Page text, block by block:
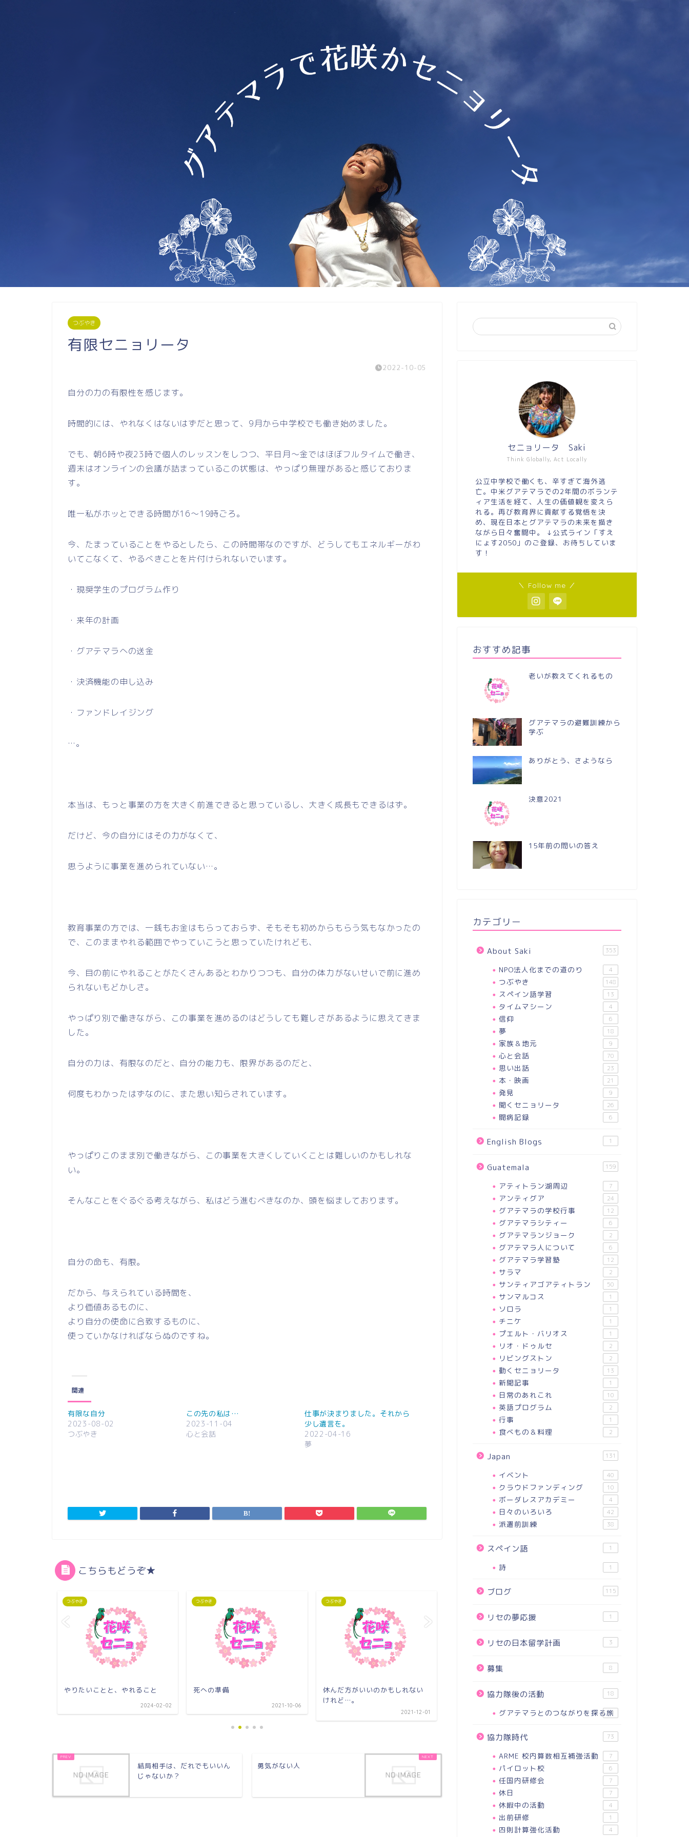
つぶやき
有限セニョリータ
2022-10-05
自分の力の有限性を感じます。
時間的には、やれなくはないはずだと思って、9月から中学校でも働き始めました。
でも、朝6時や夜23時で個人のレッスンをしつつ、平日月～金ではほぼフルタイムで働き、
週末はオンラインの会議が詰まっているこの状態は、やっぱり無理があると感じておりま
す。
唯一私がホッとできる時間が16～19時ごろ。
今、たまっていることをやるとしたら、この時間帯なのですが、どうしてもエネルギーがわ
いてこなくて、やるべきことを片付けられないでいます。
・現奨学生のプログラム作り
・来年の計画
・グアテマラへの送金
・決済機能の申し込み
・ファンドレイジング
…。
本当は、もっと事業の方を大きく前進できると思っているし、大きく成長もできるはず。
だけど、今の自分にはその力がなくて、
思うように事業を進められていない…。
教育事業の方では、一銭もお金はもらっておらず、そもそも初めからもらう気もなかったの
で、このままやれる範囲でやっていこうと思っていたけれども、
今、目の前にやれることがたくさんあるとわかりつつも、自分の体力がないせいで前に進め
られないもどかしさ。
やっぱり別で働きながら、この事業を進めるのはどうしても難しさがあるように思えてきま
した。
自分の力は、有限なのだと、自分の能力も、限界があるのだと、
何度もわかったはずなのに、また思い知らされています。
やっぱりこのまま別で働きながら、この事業を大きくしていくことは難しいのかもしれな
い。
そんなことをぐるぐる考えながら、私はどう進むべきなのか、頭を悩ましております。
自分の命も、有限。
だから、与えられている時間を、
より価値あるものに、
より自分の使命に合致するものに、
使っていかなければならぬのですね。
関連
有限な自分
2023-08-02
つぶやき
この先の私は…
2023-11-04
心と会話
仕事が決まりました。それから
少し遺言を。
2022-04-16
夢
こちらもどうぞ★
つぶやき
やりたいことと、やれること
2024-02-02
つぶやき
死への準備
2021-10-06
つぶやき
休んだ方がいいのかもしれない
けれど…。
2021-12-01
行動力あるねと言われますが… お金持ちになりたい！
結局相手は、だれでもいいん
じゃないか？
勇気がない人
Think Globally, Act Locally
セニョリータ Saki
公立中学校で働くも、辛すぎて海外逃
亡。中米グアテマラでの2年間のボランテ
ィア生活を経て、人生の価値観を変えら
れる。再び教育界に貢献する覚悟を決
め、現在日本とグアテマラの未来を描き
ながら日々奮闘中。 ↓公式ライン「すえ
にょす2050」のご登録、お待ちしていま
す！
＼ Follow me ／
おすすめ記事
老いが教えてくれるもの
グアテマラの避難訓練から
学ぶ
ありがとう、さようなら
決意2021
15年前の問いの答え
カテゴリー
About Saki 353
NPO法人化までの道のり 4
つぶやき 148
スペイン語学習 13
タイムマシーン 4
信仰 6
夢 18
家族＆地元 9
心と会話 70
思い出話 23
本・映画 21
発見 9
聞くセニョリータ 26
闘病記録 6
English Blogs 1
Guatemala 159
アティトラン湖周辺 7
アンティグア 24
グアテマラの学校行事 12
グアテマラシティー 6
グアテマランジョーク 2
グアテマラ人について 6
グアテマラ学習塾 12
サラマ 2
サンティアゴアティトラン 50
サンマルコス 1
ソロラ 1
チニケ 1
プエルト・バリオス 1
リオ・ドゥルセ 2
リビングストン 2
動くセニョリータ 13
新聞記事 1
日常のあれこれ 10
英語プログラム 2
行事 1
食べもの＆料理 2
Japan 131
イベント 40
クラウドファンディング 10
ボーダレスアカデミー 4
日々のいろいろ 42
派遣前訓練 38
スペイン語 1
詩 1
ブログ 115
リセの夢応援 1
リセの日本留学計画 3
募集 8
協力隊後の活動 18
グアテマラとのつながりを探る旅
18
協力隊時代 73
ARME 校内算数相互補強活動 7
パイロット校 6
任国内研修会 7
休日 7
休暇中の活動 4
出前研修 1
四則計算強化活動 4